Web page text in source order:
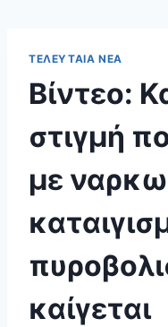
ΤΕΛΕΥΤΑΊΑ ΝΈΑ
Βίντεο:
στιγμή
με
καίγεται